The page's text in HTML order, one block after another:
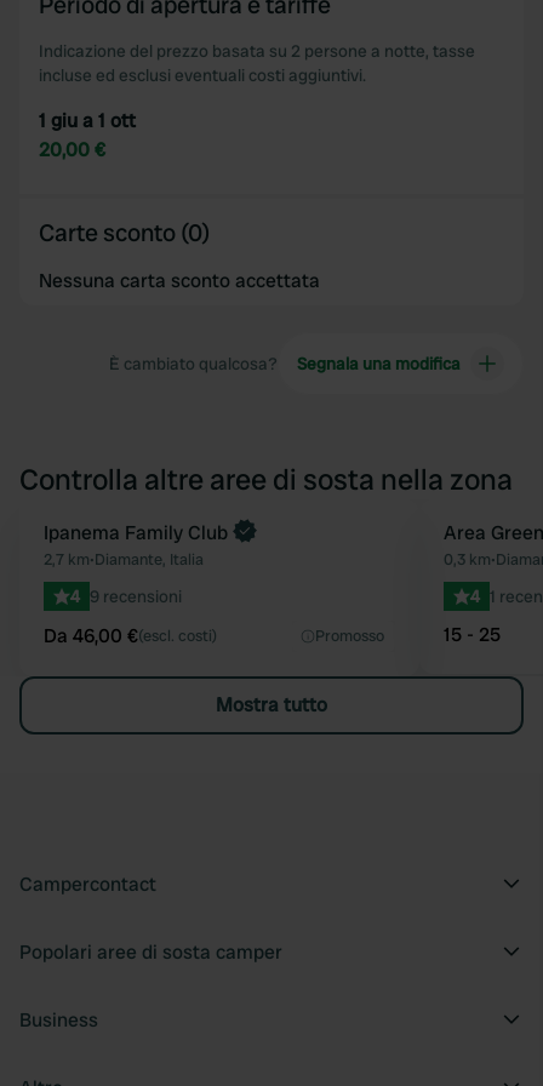
Indicazione del prezzo basata su 2 persone a notte, tasse
incluse ed esclusi eventuali costi aggiuntivi.
1 giu a 1 ott
20,00 €
Carte sconto (0)
Nessuna carta sconto accettata
È cambiato qualcosa? Segnala una modifica
Controlla altre aree di sosta nella zona
Preferito
Prenota ora
Ipanema Family Club
2,7 km•Diamante, Italia
4 9 recensioni
Da 46,00 €(escl. costi) Promosso
Area
0,3 km•
4 1
15 - 25
Mostra tutto
Campercontact
Popolari aree di sosta camper
Business